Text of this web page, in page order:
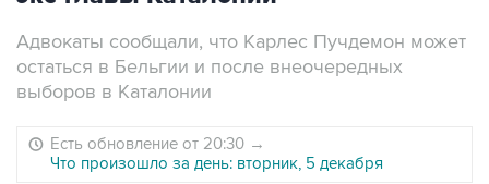
Адвокаты сообщали, что Карлес Пучдемон может
остаться в Бельгии и после внеочередных
выборов в Каталонии
Есть обновление от 20:30 →
Что произошло за день: вторник, 5 декабря